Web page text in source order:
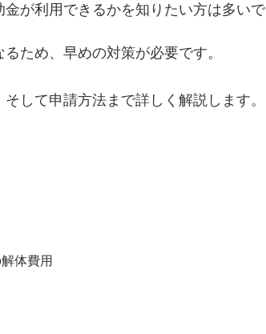
が利用できるかを知りたい方は多いで
ため、早めの対策が必要です。
して申請方法まで詳しく解説します。
体費用